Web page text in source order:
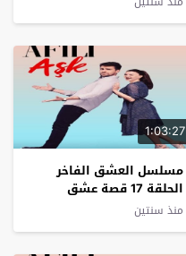
1:03:27
مسلسل العشق الفاخر
الحلقة 17 قصة عشق
منذ سنتين